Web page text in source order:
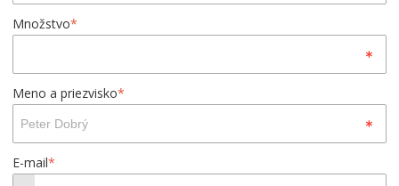
Množstvo*
Meno a priezvisko*
E-mail*